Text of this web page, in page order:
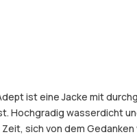
ist eine Jacke mit
wasserdicht
sich von dem